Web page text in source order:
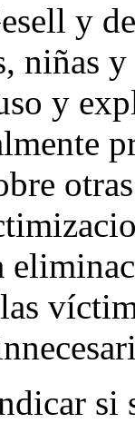
y
niñas
y
si